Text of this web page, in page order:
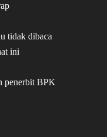
tidak dibaca
ini
penerbit BPK